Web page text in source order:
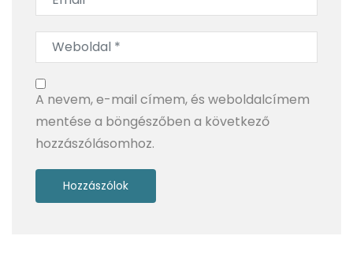
BlendyGo 3 a hátizsákban: rejtett szépségek és
modern ízek a legendás Fekete-erdőben
A nevem, e-mail címem, és weboldalcímem
mentése a böngészőben a következő
hozzászólásomhoz.